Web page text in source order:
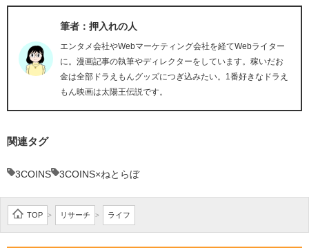
筆者：押入れの人
エンタメ会社やWebマーケティング会社を経てWebライター
に。漫画記事の執筆やディレクターをしています。稼いだお
金は全部ドラえもんグッズにつぎ込みたい。1番好きなドラえ
もん映画は太陽王伝説です。
関連タグ
3COINS 3COINS×ねとらぼ
TOP > リサーチ > ライフ